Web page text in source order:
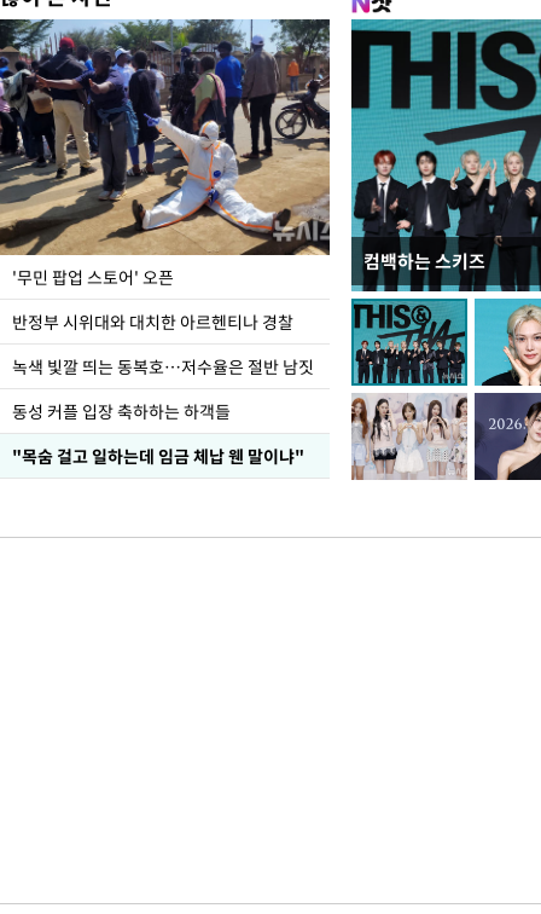
'무민 팝업 스토어' 오픈
반정부 시위대와 대치한 아르헨티나 경찰
녹색 빛깔 띄는 동복호…저수율은 절반 남짓
동성 커플 입장 축하하는 하객들
"목숨 걸고 일하는데 임금 체납 웬 말이냐"
컴백하는 스키즈
지석천 뒤덮은 개구리